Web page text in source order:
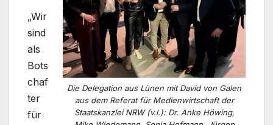
Die Delegation aus Lünen mit David von Galen
aus dem Referat für Medienwirtschaft der
Staatskanzlei NRW (v.l.): Dr. Anke Höwing,
„Wir
sind
als
Bots
chaf
ter
für